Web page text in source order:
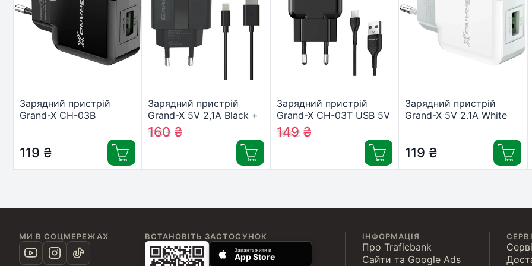
Зарядний пристрій
Grand-X CH-03B
119 ₴
Зарядний пристрій
Grand-X 5V 2,1A Black +
cable USB-Lightning
(CH15LTB)
176₴
160₴
Зарядний пристрій
Grand-X CH-03T USB 5V
2,1A Black + cable USB -
> Type C, Cu, 4A, TPE
166₴
149₴
Зарядний пристрій
Grand-X 5V 2.1A White
119 ₴
МИ В СОЦМЕРЕЖАХ ВСТАНОВІТЬ ЗАСТОСУНОК
Завантажити в
App Store
ІНФОРМАЦІЯ
Про Traficbank
Сайти та Google Ads